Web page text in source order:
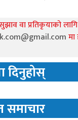
वा प्रतिकृयाको लागि
दिनुहोस्
समाचार